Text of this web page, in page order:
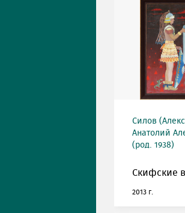
Силов
Анатолий
(род. 1938)
Скифские
2013 г.